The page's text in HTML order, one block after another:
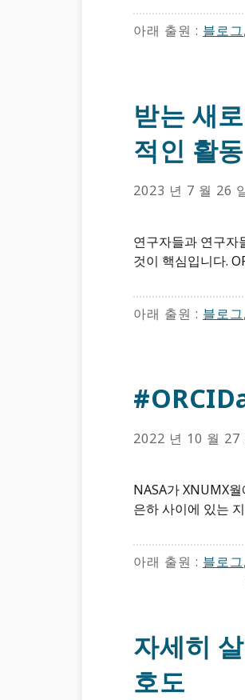
아래 출원 : 블로그,
받는 새
적인 활동
2023 년 7 월 26
연구자들과 연구자
것이 핵심입니다.
아래 출원 : 블로그,
2022 년 10 월 27
NASA가 XNUMX
은하 사이에 있는
아래 출원 : 블로그,
자세히
호도